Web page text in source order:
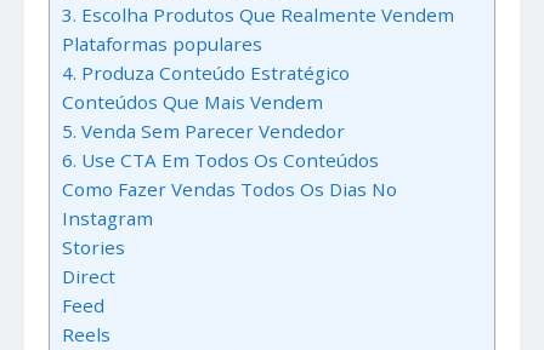
3. Escolha Produtos Que Realmente Vendem
Plataformas populares
4. Produza Conteúdo Estratégico
Conteúdos Que Mais Vendem
5. Venda Sem Parecer Vendedor
6. Use CTA Em Todos Os Conteúdos
Como Fazer Vendas Todos Os Dias No
Instagram
Stories
Direct
Feed
Reels